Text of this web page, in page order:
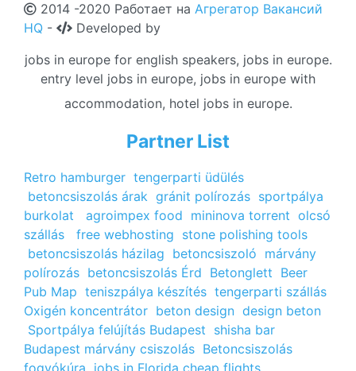
2014 -2020 Работает на Агрегатор Вакансий
HQ -
Developed by
jobs in europe for english speakers, jobs in europe.
entry level jobs in europe, jobs in europe with
accommodation, hotel jobs in europe.
Partner List
Retro hamburger tengerparti üdülés
betoncsiszolás árak gránit polírozás sportpálya
burkolat
agroimpex food mininova torrent olcsó
szállás
free webhosting stone polishing tools
betoncsiszolás házilag betoncsiszoló márvány
polírozás betoncsiszolás Érd Betonglett Beer
Pub Map teniszpálya készítés tengerparti szállás
Oxigén koncentrátor beton design design beton
Sportpálya felújítás Budapest shisha bar
Budapest márvány csiszolás Betoncsiszolás
fogyókúra jobs in Florida cheap flights